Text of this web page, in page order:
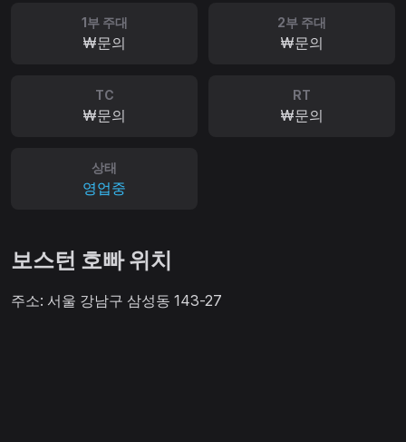
1부 주대
₩문의
2부 주대
₩문의
TC
₩문의
RT
₩문의
상태
영업중
보스턴 호빠 위치
주소: 서울 강남구 삼성동 143-27